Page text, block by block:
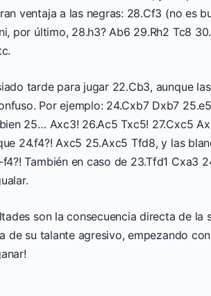
ventaja a las negras: 28.Cf3 (no es
por último, 28.h3? Ab6 29.Rh2 Tc8
tarde para jugar 22.Cb3, aunque
Por ejemplo: 24.Cxb7 Dxb7
25… Axc3! 26.Ac5 Txc5! 27.Cxc5
24.f4?! Axc5 25.Axc5 Tfd8, y las
También en caso de 23.Tfd1 Cxa3
son la consecuencia directa de la
de su talante agresivo, empezando